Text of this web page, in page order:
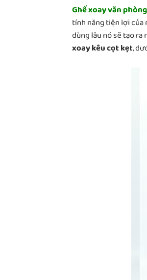
Ghế xoay văn phòng
tính năng tiện lợi của
dùng lâu nó sẽ tạo
xoay kêu cọt kẹt,